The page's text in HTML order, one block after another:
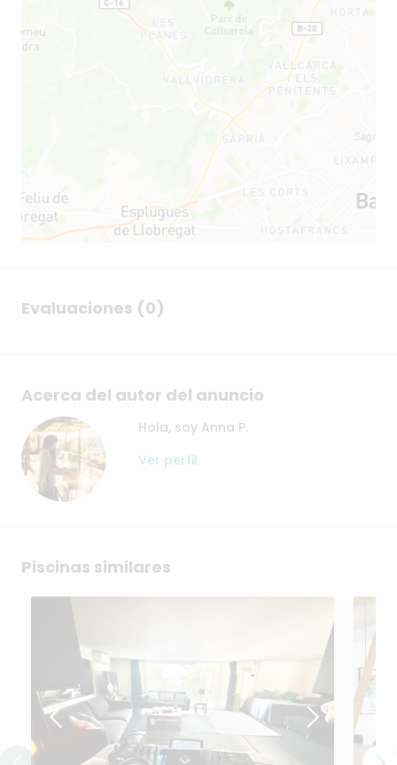
Evaluaciones (0)
Acerca del autor del anuncio
Hola, soy Anna P.
Ver perfil
Piscinas similares